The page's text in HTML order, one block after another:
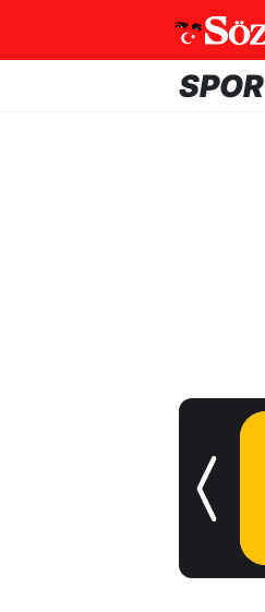
SPOR
Transfer Günlüğü
Uruguay'ın başına
Forlan geçti